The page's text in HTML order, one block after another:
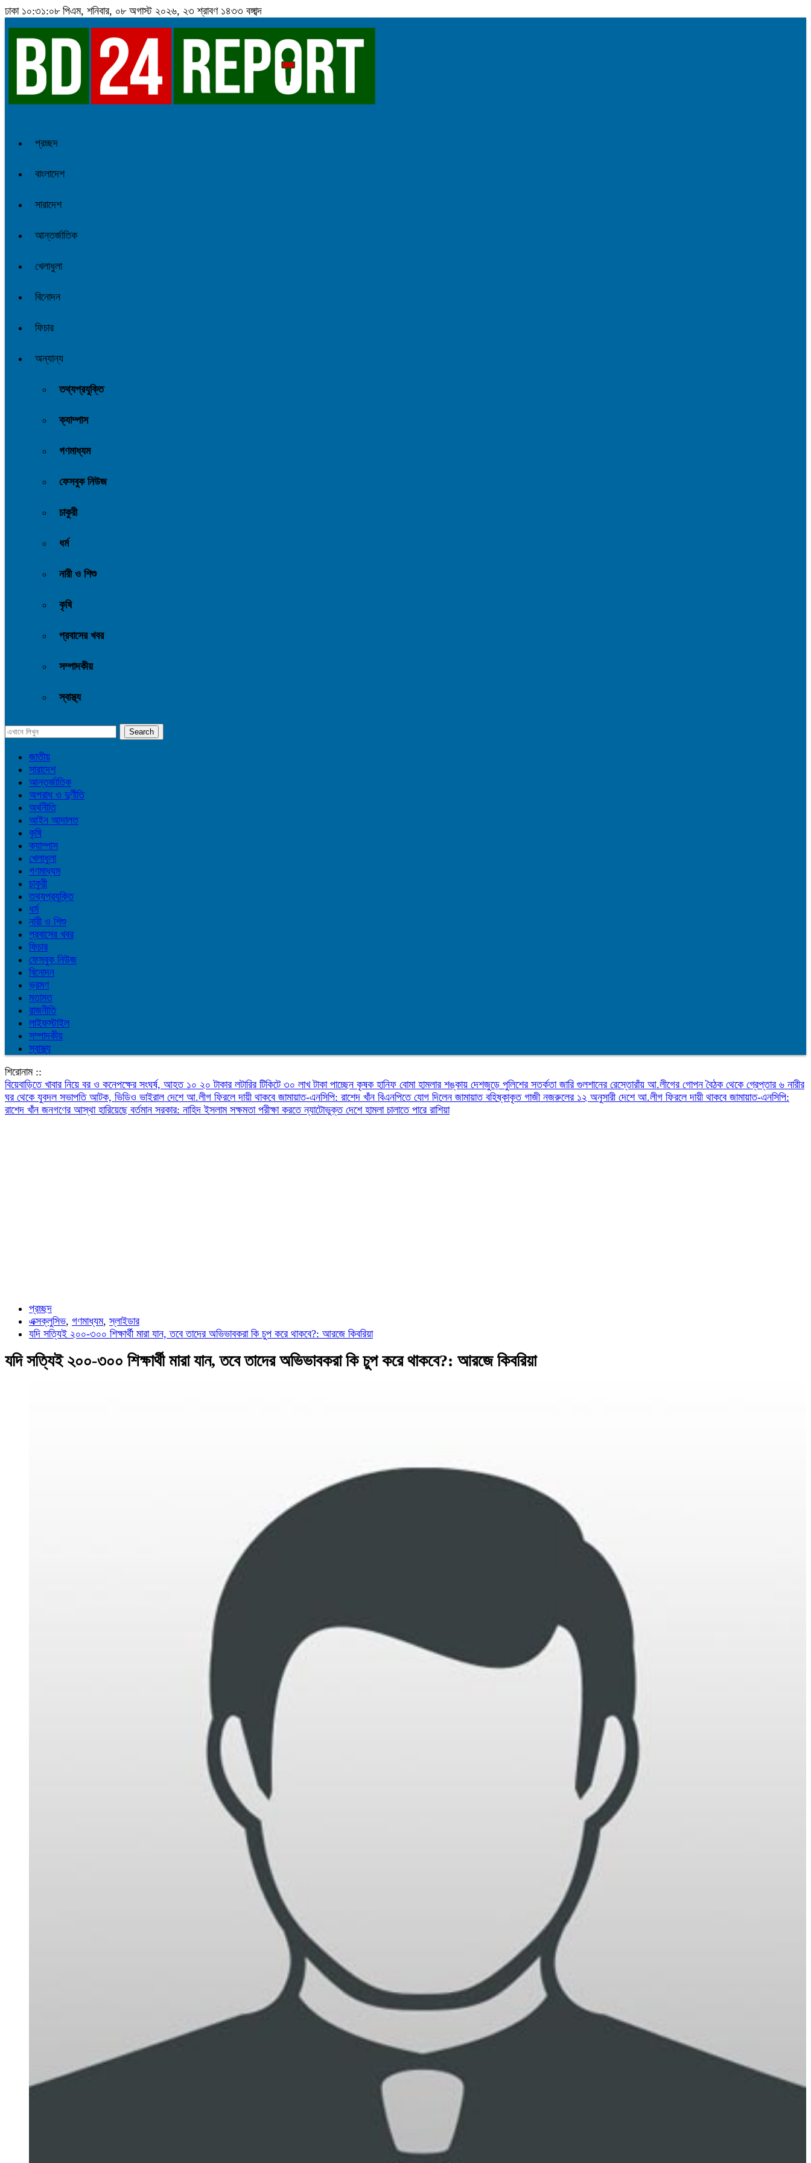
ঢাকা ১০:৩১:০৯ পিএম, শনিবার, ০৮ অগাস্ট ২০২৬, ২৩ শ্রাবণ ১৪৩৩ বঙ্গাব্দ
প্রচ্ছদ
বাংলাদেশ
সারাদেশ
আন্তর্জাতিক
খেলাধুলা
বিনোদন
ফিচার
অন্যান্য
তথ্যপ্রযুক্তি
ক্যাম্পাস
গণমাধ্যম
ফেসবুক নিউজ
চাকুরী
ধর্ম
নারী ও শিশু
কৃষি
প্রবাসের খবর
সম্পাদকীয়
স্বাস্থ্য
জাতীয়
সারাদেশ
আন্তর্জাতিক
অপরাধ ও দুর্ণীতি
অর্থনীতি
আইন আদালত
কৃষি
ক্যাম্পাস
খেলাধুলা
গণমাধ্যম
চাকুরী
তথ্যপ্রযুক্তি
ধর্ম
নারী ও শিশু
প্রবাসের খবর
ফিচার
ফেসবুক নিউজ
বিনোদন
ভ্রমণ
মতামত
রাজনীতি
লাইফস্টাইল
সম্পাদকীয়
স্বাস্থ্য
শিরোনাম ::
বিয়েবাড়িতে খাবার নিয়ে বর ও কনেপক্ষের সংঘর্ষ, আহত ১০ ২০ টাকার লটারির টিকিটে ৩০ লাখ টাকা পাচ্ছেন কৃষক হানিফ বোমা হামলার শঙ্কায় দেশজুড়ে পুলিশের সতর্কতা জারি গুলশানের রেস্তোরাঁয় আ.লীগের গোপন বৈঠক থেকে গ্রেপ্তার ৬ নারীর
ঘর থেকে যুবদল সভাপতি আটক, ভিডিও ভাইরাল দেশে আ.লীগ ফিরলে দায়ী থাকবে জামায়াত-এনসিপি: রাশেদ খাঁন বিএনপিতে যোগ দিলেন জামায়াত বহিষ্কাকৃত গাজী নজরুলের ১২ অনুসারী দেশে আ.লীগ ফিরলে দায়ী থাকবে জামায়াত-এনসিপি:
রাশেদ খাঁন জনগণের আস্থা হারিয়েছে বর্তমান সরকার: নাহিদ ইসলাম সক্ষমতা পরীক্ষা করতে ন্যাটোভুক্ত দেশে হামলা চালাতে পারে রাশিয়া
প্রচ্ছদ
এক্সক্লুসিভ, গণমাধ্যম,স্লাইডার
যদি সত্যিই ২০০-৩০০ শিক্ষার্থী মারা যান, তবে তাদের অভিভাবকরা কি চুপ করে থাকবে?: আরজে কিবরিয়া
যদি সত্যিই ২০০-৩০০ শিক্ষার্থী মারা যান, তবে তাদের অভিভাবকরা কি চুপ করে থাকবে?: আরজে কিবরিয়া